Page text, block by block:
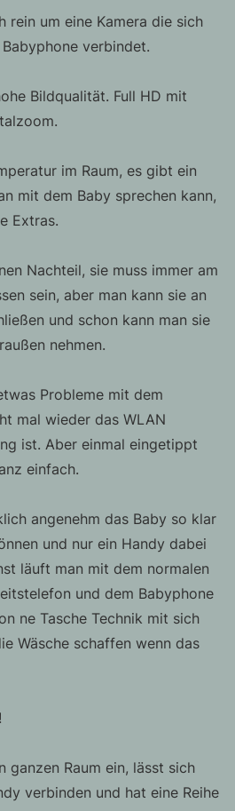
rein um eine Kamera die sich
verbindet.
Bildqualität. Full HD mit
im Raum, es gibt ein
mit dem Baby sprechen kann,
Extras.
Nachteil, sie muss immer am
sein, aber man kann sie an
und schon kann man sie
nehmen.
Probleme mit dem
mal wieder das WLAN
ist. Aber einmal eingetippt
einfach.
angenehm das Baby so klar
und nur ein Handy dabei
läuft man mit dem normalen
und dem Babyphone
ne Tasche Technik mit sich
Wäsche schaffen wenn das
ganzen Raum ein, lässt sich
verbinden und hat eine Reihe